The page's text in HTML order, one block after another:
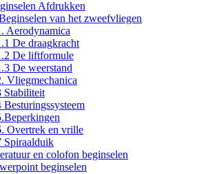
Afdrukken
van het zweefvliegen
Aerodynamica
De draagkracht
De liftformule
De weerstand
Vliegmechanica
Stabiliteit
Besturingssysteem
Overtrek en vrille
Spiraalduik
en colofon beginselen
beginselen